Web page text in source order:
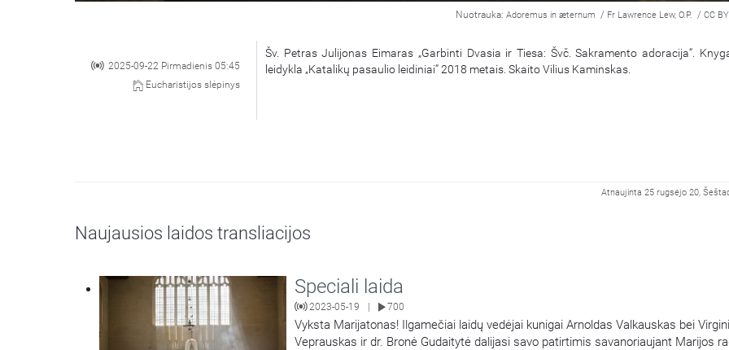
Nuotrauka: Adoremus in æternum / Fr Lawrence Lew, O.P. / CC
2025-09-22 Pirmadienis 05:45
Eucharistijos slėpinys
Šv. Petras Julijonas Eimaras „Garbinti Dvasia ir Tiesa: Švč. Sakramento adoracija“.
leidykla „Katalikų pasaulio leidiniai“ 2018 metais. Skaito Vilius Kaminskas.
Atnaujinta 25 rugsėjo 20,
Naujausios laidos transliacijos
Speciali laida
2023-05-19 700
Vyksta Marijatonas! Ilgamečiai laidų vedėjai kunigai Arnoldas Valkauskas bei
Veprauskas ir dr. Bronė Gudaitytė dalijasi savo patirtimis savanoriaujant Marijos